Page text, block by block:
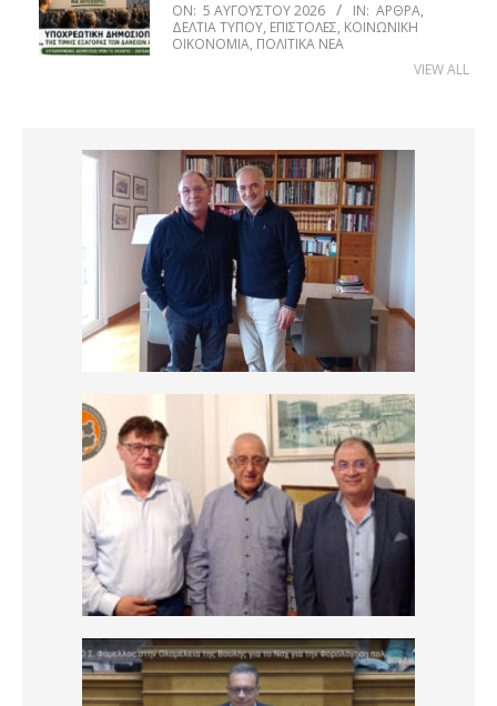
ON: 5 ΑΥΓΟΎΣΤΟΥ 2026 IN: ΆΡΘΡΑ,
ΔΕΛΤΊΑ ΤΎΠΟΥ, ΕΠΙΣΤΟΛΈΣ, ΚΟΙΝΩΝΙΚΉ
ΟΙΚΟΝΟΜΊΑ, ΠΟΛΙΤΙΚΆ ΝΈΑ
VIEW ALL